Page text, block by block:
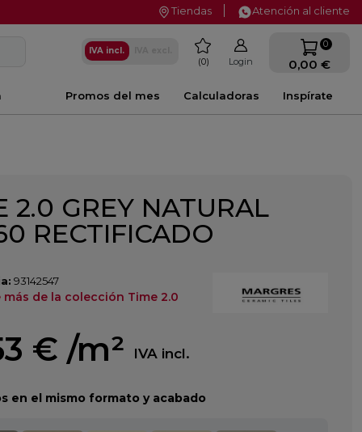
Tiendas Atención al cliente
IVA incl. favorite
0 Login
0
0,00 €
Inspírate
Calculadoras
Promos del mes
2.0 GREY NATURAL
RECTIFICADO
93142547
más de la colección Time 2.0
€ /m² IVA incl.
en el mismo formato y acabado